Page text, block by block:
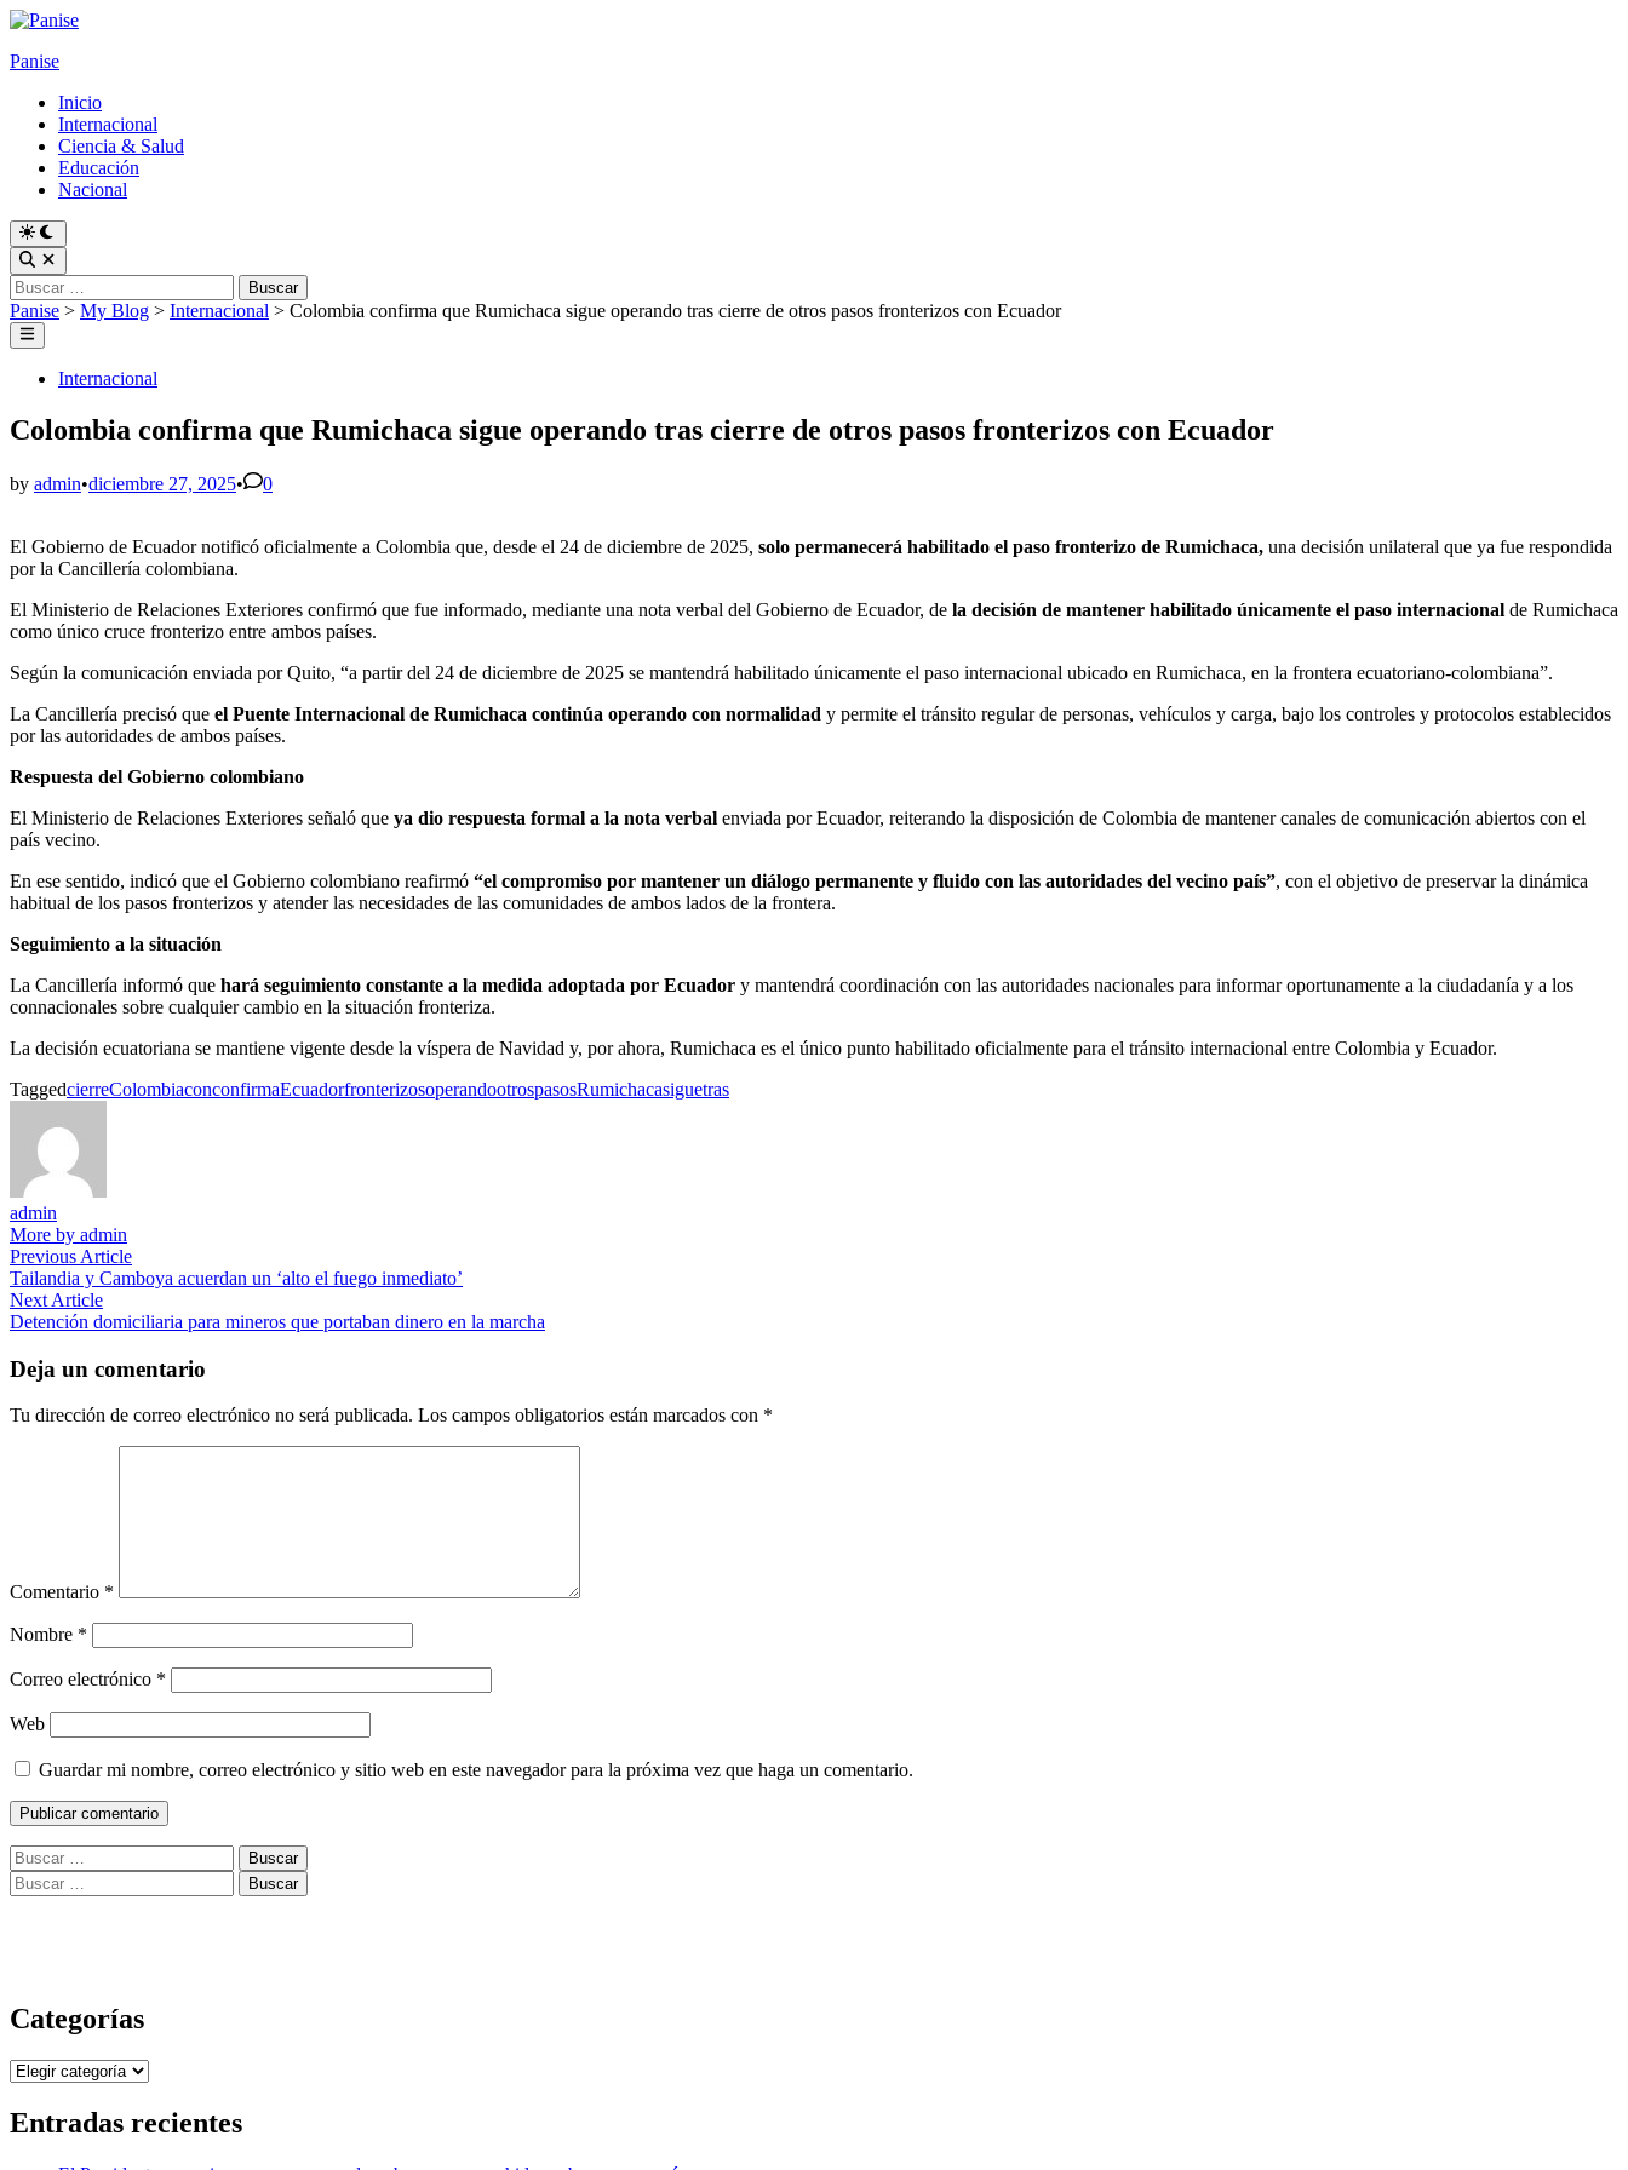
Skip
content
Panise
Inicio
Internacional
Ciencia & Salud
Educación
Nacional
Switch
to
dark
mode
Open
Search
Buscar:
Panise > My Blog > Internacional > Colombia confirma que Rumichaca sigue operando tras cierre de otros pasos fronterizos con Ecuador
Main
Menu
PostedInternacional
Colombia confirma que Rumichaca sigue operando tras cierre de otros pasos fronterizos con Ecuador
by admin•diciembre 27, 2025• 0
El Gobierno de Ecuador notificó oficialmente a Colombia que, desde el 24 de diciembre de 2025, solo permanecerá habilitado el paso fronterizo de Rumichaca, una decisión unilateral que ya fue respondida
por la Cancillería colombiana.
El Ministerio de Relaciones Exteriores confirmó que fue informado, mediante una nota verbal del Gobierno de Ecuador, de la decisión de mantener habilitado únicamente el paso internacional de Rumichaca
como único cruce fronterizo entre ambos países.
Según la comunicación enviada por Quito, “a partir del 24 de diciembre de 2025 se mantendrá habilitado únicamente el paso internacional ubicado en Rumichaca, en la frontera ecuatoriano-colombiana”.
La Cancillería precisó que el Puente Internacional de Rumichaca continúa operando con normalidad y permite el tránsito regular de personas, vehículos y carga, bajo los controles y protocolos establecidos
por las autoridades de ambos países.
Respuesta del Gobierno colombiano
El Ministerio de Relaciones Exteriores señaló que ya dio respuesta formal a la nota verbal enviada por Ecuador, reiterando la disposición de Colombia de mantener canales de comunicación abiertos con el
país vecino.
En ese sentido, indicó que el Gobierno colombiano reafirmó “el compromiso por mantener un diálogo permanente y fluido con las autoridades del vecino país”, con el objetivo de preservar la dinámica
habitual de los pasos fronterizos y atender las necesidades de las comunidades de ambos lados de la frontera.
Seguimiento a la situación
La Cancillería informó que hará seguimiento constante a la medida adoptada por Ecuador y mantendrá coordinación con las autoridades nacionales para informar oportunamente a la ciudadanía y a los
connacionales sobre cualquier cambio en la situación fronteriza.
La decisión ecuatoriana se mantiene vigente desde la víspera de Navidad y, por ahora, Rumichaca es el único punto habilitado oficialmente para el tránsito internacional entre Colombia y Ecuador.
TaggedcierreColombiaconconfirmaEcuadorfronterizosoperandootrospasosRumichacasiguetras
admin
More by admin
Navegación
de
entradas
Previous ArticlePrevious
article:
Tailandia y Camboya acuerdan un ‘alto el fuego inmediato’
Next ArticleNext
article:
Detención domiciliaria para mineros que portaban dinero en la marcha
Deja un comentario
Tu dirección de correo electrónico no será publicada. Los campos obligatorios están marcados con *
Comentario *
Nombre *
Correo electrónico *
Web
Guardar mi nombre, correo electrónico y sitio web en este navegador para la próxima vez que haga un comentario.
Buscar:
Buscar:
Categorías
Categorías
Entradas recientes